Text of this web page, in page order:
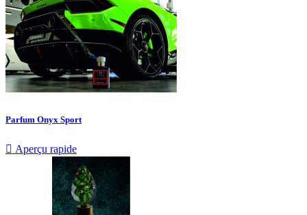
Parfum Onyx Sport
 Aperçu rapide